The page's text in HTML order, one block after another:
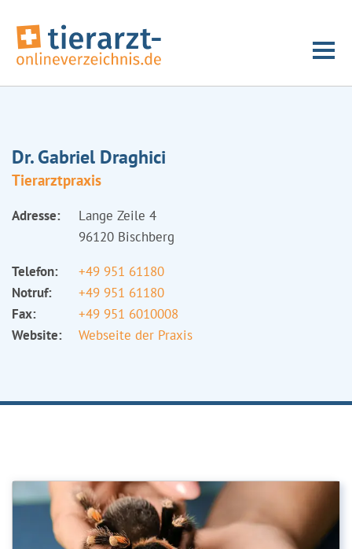
Dr. Gabriel Draghici
Tierarztpraxis
Adresse:
Lange Zeile 4
96120 Bischberg
Telefon:
+49 951 61180
Notruf:
+49 951 61180
Fax:
+49 951 6010008
Website:
Webseite der Praxis